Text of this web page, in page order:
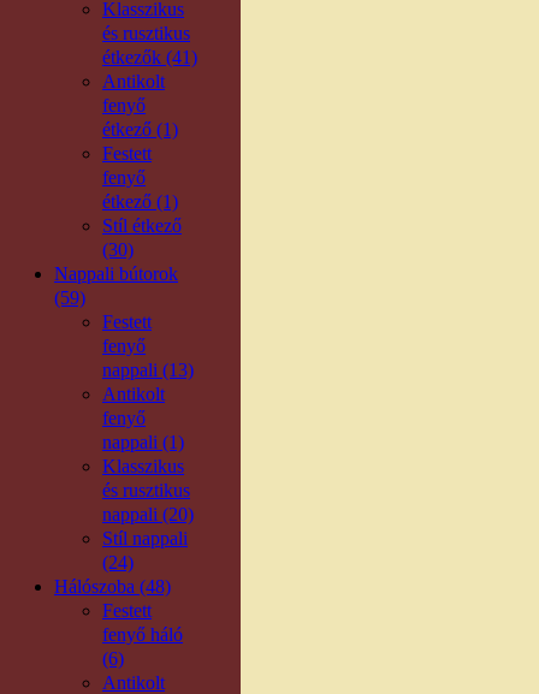
Klasszikus
és rusztikus
étkezők (41)
Antikolt
fenyő
étkező (1)
Festett
fenyő
étkező (1)
Stíl étkező
(30)
Nappali bútorok
(59)
Festett
fenyő
nappali (13)
Antikolt
fenyő
nappali (1)
Klasszikus
és rusztikus
nappali (20)
Stíl nappali
(24)
Hálószoba (48)
Festett
fenyő háló
(6)
Antikolt